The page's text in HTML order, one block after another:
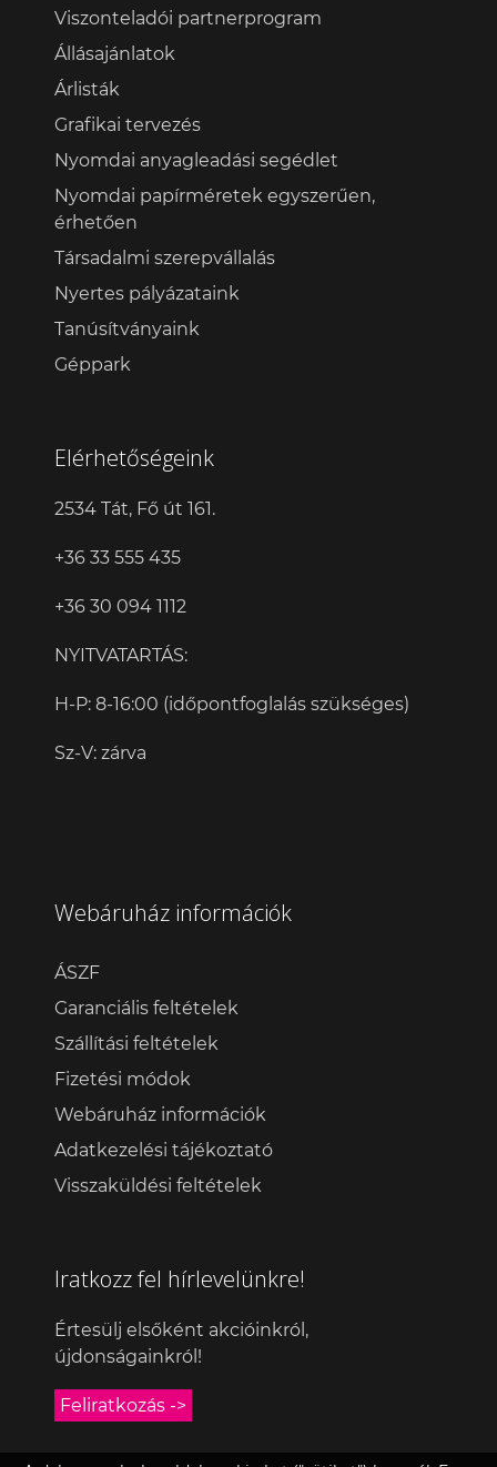
Viszonteladói partnerprogram
Állásajánlatok
Árlisták
Grafikai tervezés
Nyomdai anyagleadási segédlet
Nyomdai papírméretek egyszerűen,
érhetően
Társadalmi szerepvállalás
Nyertes pályázataink
Tanúsítványaink
Géppark
Elérhetőségeink
2534 Tát, Fő út 161.
+36 33 555 435
+36 30 094 1112
NYITVATARTÁS:
H-P: 8-16:00 (időpontfoglalás szükséges)
Sz-V: zárva
Webáruház információk
ÁSZF
Garanciális feltételek
Szállítási feltételek
Fizetési módok
Webáruház információk
Adatkezelési tájékoztató
Visszaküldési feltételek
Iratkozz fel hírlevelünkre!
Értesülj elsőként akcióinkról,
újdonságainkról!
Feliratkozás ->